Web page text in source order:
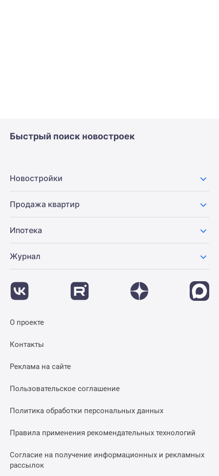
Быстрый поиск новостроек
Новостройки
Продажа квартир
Ипотека
Журнал
О проекте
Контакты
Реклама на сайте
Пользовательское соглашение
Политика обработки персональных данных
Правила применения рекомендательных технологий
Согласие на получение информационных и рекламных
рассылок